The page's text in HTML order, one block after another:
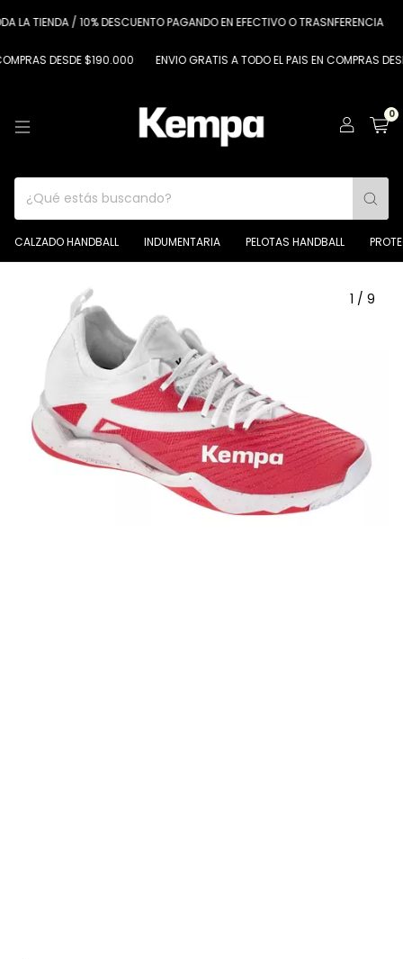
/ 10% DESCUENTO PAGANDO EN EFECTIVO O TRASNFERENCIA 6
DESDE $190.000 ENVIO GRATIS A TODO EL PAIS EN COMPRAS DESDE
0
CALZADO HANDBALL INDUMENTARIA PELOTAS HANDBALL
1 / 9